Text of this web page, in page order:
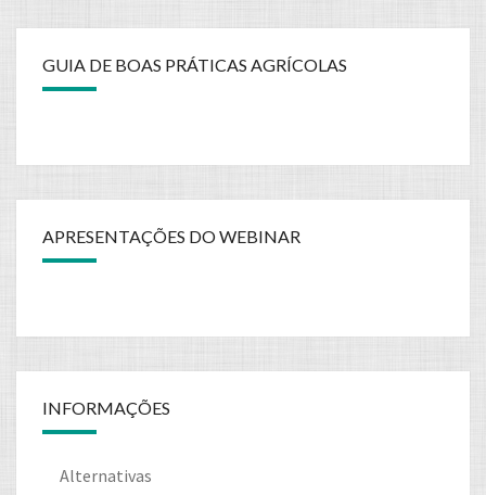
GUIA DE BOAS PRÁTICAS AGRÍCOLAS
APRESENTAÇÕES DO WEBINAR
INFORMAÇÕES
Alternativas